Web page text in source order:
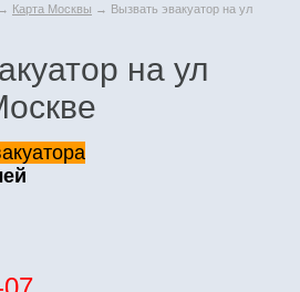
→ Карта Москвы → Вызвать эвакуатор на ул
на ул